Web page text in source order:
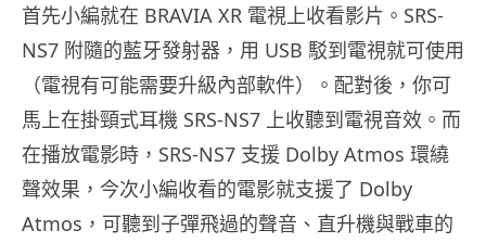
首先小編就在 BRAVIA XR 電視上收看影片。SRS-
NS7 附隨的藍牙發射器，用 USB 駁到電視就可使用
（電視有可能需要升級內部軟件）。配對後，你可
馬上在掛頸式耳機 SRS-NS7 上收聽到電視音效。而
在播放電影時，SRS-NS7 支援 Dolby Atmos 環繞
聲效果，今次小編收看的電影就支援了 Dolby
Atmos，可聽到子彈飛過的聲音、直升機與戰車的